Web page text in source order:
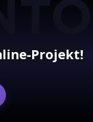
Projekt!